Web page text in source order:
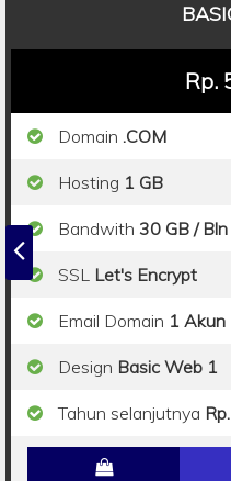
Rp.
Domain .COM
Hosting 1 GB
Bandwith 30 GB / Bln
SSL Let's Encrypt
Email Domain 1 Akun
Design Basic Web 1
Tahun selanjutnya